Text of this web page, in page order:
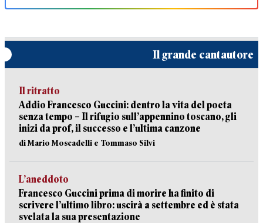
Il grande cantautore
Il ritratto
Addio Francesco Guccini: dentro la vita del poeta
senza tempo – Il rifugio sull’appennino toscano, gli
inizi da prof, il successo e l’ultima canzone
di Mario Moscadelli e Tommaso Silvi
L’aneddoto
Francesco Guccini prima di morire ha finito di
scrivere l’ultimo libro: uscirà a settembre ed è stata
svelata la sua presentazione